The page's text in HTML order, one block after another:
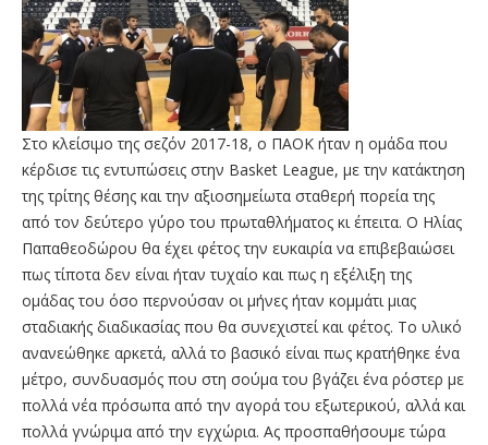
Στο κλείσιμο της σεζόν 2017-18, ο ΠΑΟΚ ήταν η ομάδα που
κέρδισε τις εντυπώσεις στην Basket League, με την κατάκτηση
της τρίτης θέσης και την αξιοσημείωτα σταθερή πορεία της
από τον δεύτερο γύρο του πρωταθλήματος κι έπειτα. Ο Ηλίας
Παπαθεοδώρου θα έχει φέτος την ευκαιρία να επιβεβαιώσει
πως τίποτα δεν είναι ήταν τυχαίο και πως η εξέλιξη της
ομάδας του όσο περνούσαν οι μήνες ήταν κομμάτι μιας
σταδιακής διαδικασίας που θα συνεχιστεί και φέτος. Το υλικό
ανανεώθηκε αρκετά, αλλά το βασικό είναι πως κρατήθηκε ένα
μέτρο, συνδυασμός που στη σούμα του βγάζει ένα ρόστερ με
πολλά νέα πρόσωπα από την αγορά του εξωτερικού, αλλά και
πολλά γνώριμα από την εγχώρια. Ας προσπαθήσουμε τώρα